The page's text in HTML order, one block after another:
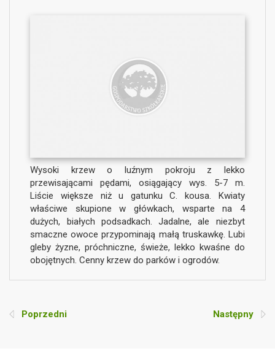
Wysoki krzew o luźnym pokroju z lekko
przewisającami pędami, osiągający wys. 5-7 m.
Liście większe niż u gatunku C. kousa. Kwiaty
właściwe skupione w główkach, wsparte na 4
dużych, białych podsadkach. Jadalne, ale niezbyt
smaczne owoce przypominają małą truskawkę. Lubi
gleby żyzne, próchniczne, świeże, lekko kwaśne do
obojętnych. Cenny krzew do parków i ogrodów.
Poprzedni Następny